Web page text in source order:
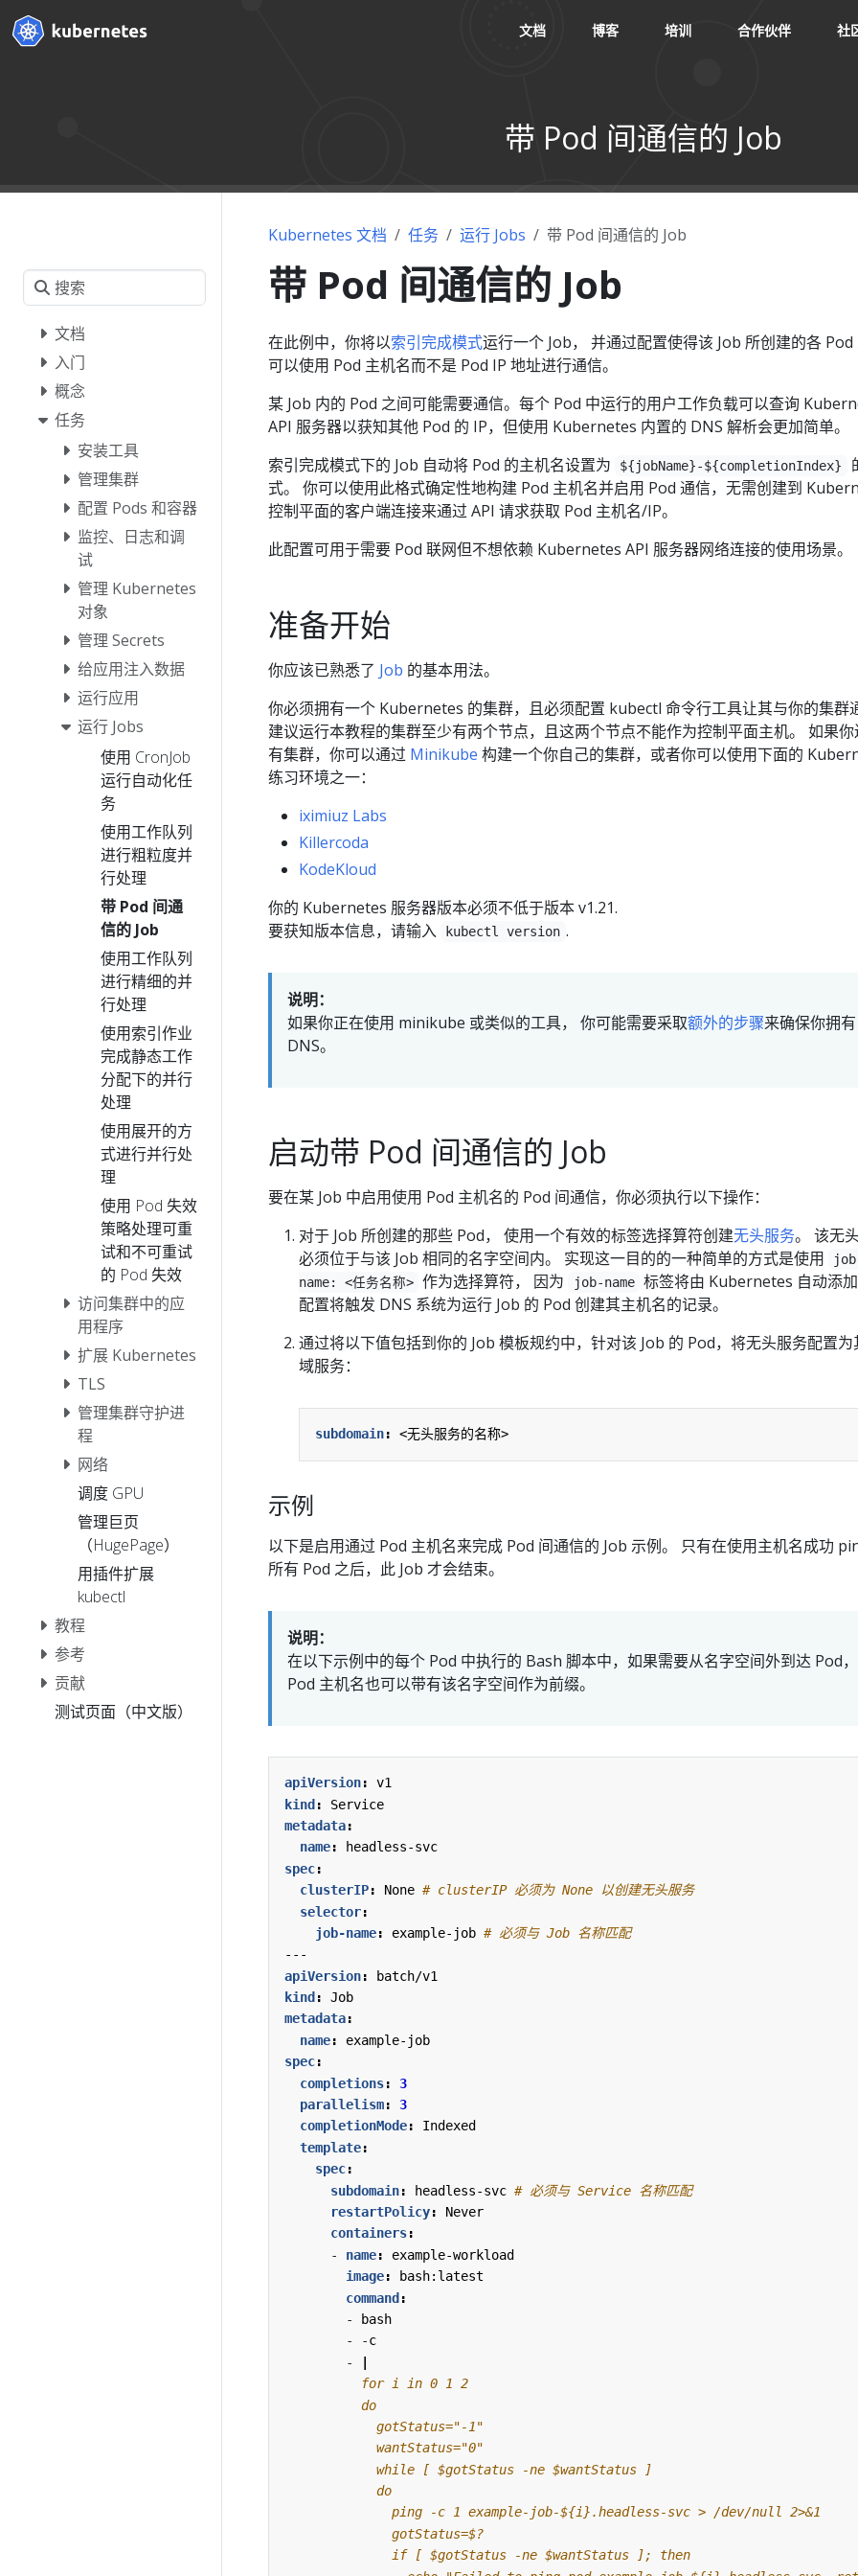
文档 博客 培训 合作伙伴 社
带 Pod 间通信的 Job
文档
入门
概念
任务
安装工具
管理集群
配置 Pods 和容器
监控、日志和调
试
管理 Kubernetes
对象
管理 Secrets
给应用注入数据
运行应用
运行 Jobs
使用 CronJob
运行自动化任
务
使用工作队列
进行粗粒度并
行处理
带 Pod 间通
信的 Job
使用工作队列
进行精细的并
行处理
使用索引作业
完成静态工作
分配下的并行
处理
使用展开的方
式进行并行处
理
使用 Pod 失效
策略处理可重
试和不可重试
的 Pod 失效
访问集群中的应
用程序
扩展 Kubernetes
TLS
管理集群守护进
程
网络
调度 GPU
管理巨页
（HugePage）
用插件扩展
kubectl
教程
参考
贡献
测试页面（中文版）
Kubernetes 文档 任务 运行 Jobs 带 Pod 间通信的 Job
带 Pod 间通信的 Job
在此例中，你将以索引完成模式运行一个 Job， 并通过配置使得该 Job 所创建的各 Pod
可以使用 Pod 主机名而不是 Pod IP 地址进行通信。
某 Job 内的 Pod 之间可能需要通信。每个 Pod 中运行的用户工作负载可以查询
API 服务器以获知其他 Pod 的 IP，但使用 Kubernetes 内置的 DNS 解析会更加简单。
索引完成模式下的 Job 自动将 Pod 的主机名设置为
${jobName}-${completionIndex}
式。 你可以使用此格式确定性地构建 Pod 主机名并启用 Pod 通信，无需创建到
控制平面的客户端连接来通过 API 请求获取 Pod 主机名/IP。
此配置可用于需要 Pod 联网但不想依赖 Kubernetes API 服务器网络连接的使用场景。
准备开始
你应该已熟悉了 Job 的基本用法。
你必须拥有一个 Kubernetes 的集群，且必须配置 kubectl 命令行工具让其与你的集群
建议运行本教程的集群至少有两个节点，且这两个节点不能作为控制平面主机。 如果
有集群，你可以通过 Minikube 构建一个你自己的集群，或者你可以使用下面的
练习环境之一：
iximiuz Labs
Killercoda
KodeKloud
你的 Kubernetes 服务器版本必须不低于版本 v1.21.
要获知版本信息，请输入
kubectl version .
说明：
如果你正在使用 minikube 或类似的工具， 你可能需要采取额外的步骤来确保你拥有
DNS。
启动带 Pod 间通信的 Job
要在某 Job 中启用使用 Pod 主机名的 Pod 间通信，你必须执行以下操作：
对于 Job 所创建的那些 Pod， 使用一个有效的标签选择算符创建无头服务。 该无
必须位于与该 Job 相同的名字空间内。 实现这一目的的一种简单的方式是使用
name: <任务名称> 作为选择算符， 因为 job-name 标签将由 Kubernetes 自动添
配置将触发 DNS 系统为运行 Job 的 Pod 创建其主机名的记录。
通过将以下值包括到你的 Job 模板规约中，针对该 Job 的 Pod，将无头服务配置为
域服务：
subdomain: <无头服务的名称>
示例
以下是启用通过 Pod 主机名来完成 Pod 间通信的 Job 示例。 只有在使用主机名成功
所有 Pod 之后，此 Job 才会结束。
说明：
在以下示例中的每个 Pod 中执行的 Bash 脚本中，如果需要从名字空间外到达 Pod，
Pod 主机名也可以带有该名字空间作为前缀。
apiVersion:
v1
kind:
Service
metadata:
name:
headless-svc
spec:
clusterIP: None # clusterIP 必须为 None 以创建无头服务
selector:
job-name: example-job # 必须与 Job 名称匹配
---
apiVersion:
batch/v1
kind :
Job
metadata:
name:
example-job
spec:
completions:
3
parallelism:
3
completionMode:
Indexed
template:
spec:
subdomain: headless-svc # 必须与 Service 名称匹配
restartPolicy:
Never
containers:
- name:
example-workload
image:
bash:latest
command:
-
bash
- -c
-